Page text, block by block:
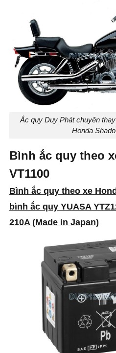
Ắc quy Duy Phát chuyên
Honda
Bình ắc quy theo
VT1100
Bình ắc quy theo xe
bình ắc quy YUASA
210A (Made in Japan)